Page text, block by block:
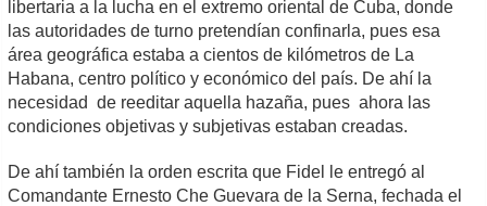
libertaria a la lucha en el extremo oriental de Cuba, donde
las autoridades de turno pretendían confinarla, pues esa
área geográfica estaba a cientos de kilómetros de La
Habana, centro político y económico del país. De ahí la
necesidad de reeditar aquella hazaña, pues ahora las
condiciones objetivas y subjetivas estaban creadas.
De ahí también la orden escrita que Fidel le entregó al
Comandante Ernesto Che Guevara de la Serna, fechada el